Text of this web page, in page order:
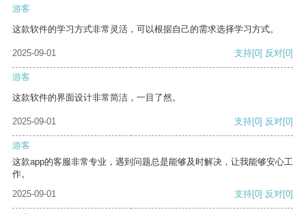
游客
这款软件的学习方式非常灵活，可以根据自己的需求选择学习方式。
2025-09-01 支持[0] 反对[0]
游客
这款软件的界面设计非常简洁，一目了然。
2025-09-01 支持[0] 反对[0]
游客
这款app的客服非常专业，遇到问题总是能够及时解决，让我能够安心工
作。
2025-09-01
支持[0] 反对[0]